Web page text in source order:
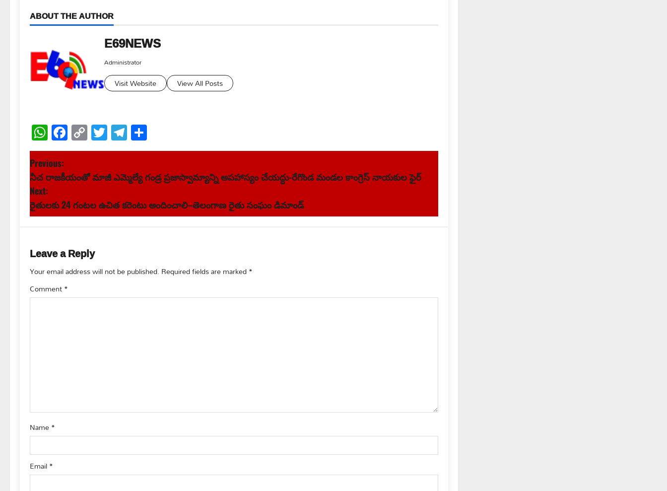
ABOUT THE AUTHOR
E69NEWS
Administrator
Visit Website View All Posts
WhatsApp
Facebook
Copy
Link
TwitterTelegram
P
o
s
n
a
v
o
n
Previous:
నీచ రాజకీయంతో మాజీ ఎమ్మెల్యే గండ్ర ప్రజాస్వామ్యాన్ని అపహాస్యం చేయద్దు-రేగొండ మండల కాంగ్రెస్ నాయకుల ఫైర్
Next:
రైతులకు 24 గంటల ఉచిత కరెంటు అందించాలి–తెలంగాణ రైతు సంఘం డిమాండ్
Leave a Reply
Your email address will not be published. Required fields are marked*
Comment*
Name*
Email*